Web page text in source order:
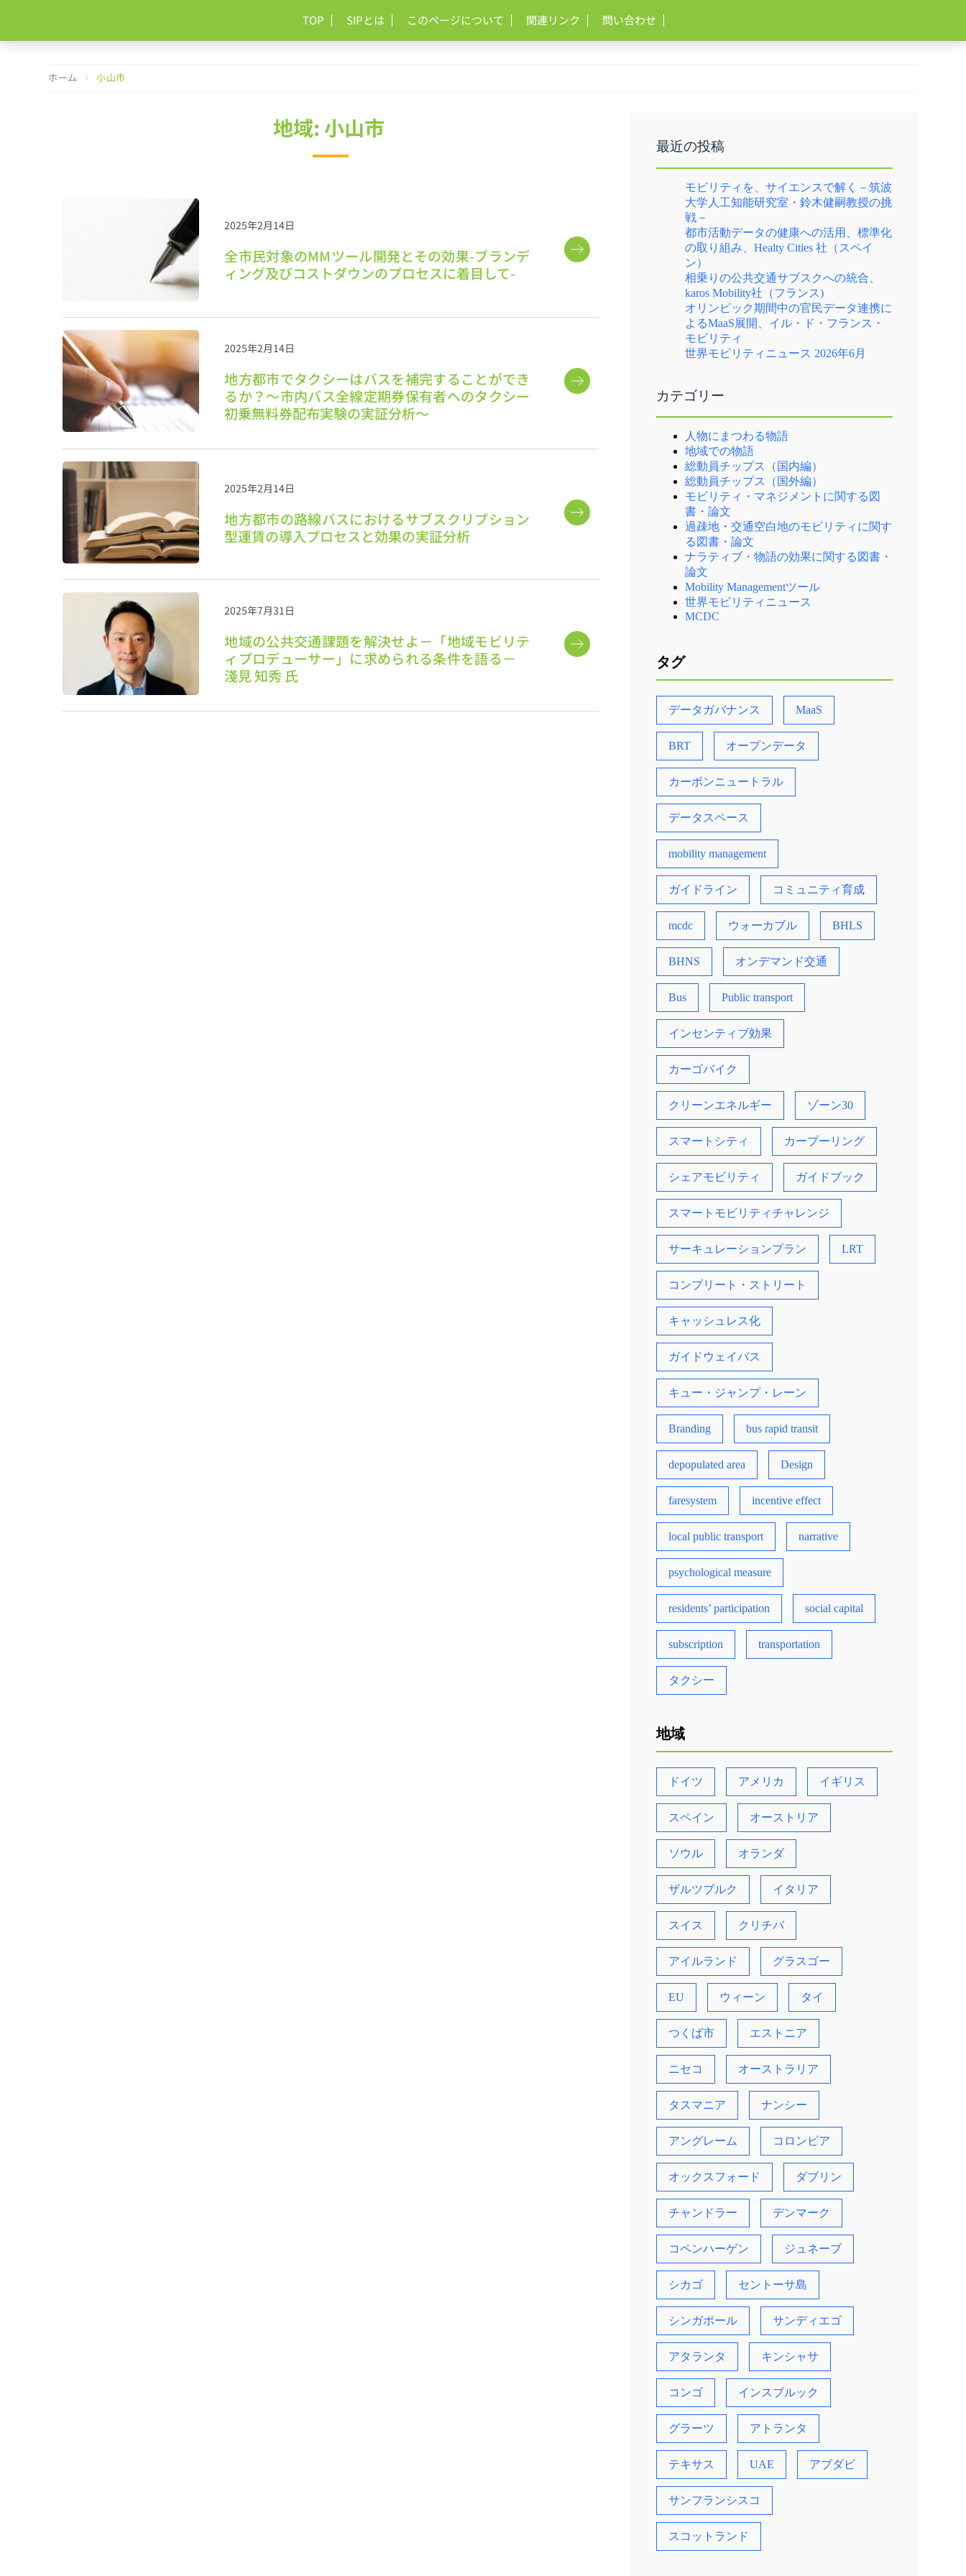
TOP SIPとは このページについて 関連リンク 問い合わせ
ホーム 小山市
地域: 小山市
2025年2月14日
全市民対象のMMツール開発とその効果-ブランデ
ィング及びコストダウンのプロセスに着目して-
2025年2月14日
地方都市でタクシーはバスを補完することができ
るか？〜市内バス全線定期券保有者へのタクシー
初乗無料券配布実験の実証分析〜
2025年2月14日
地方都市の路線バスにおけるサブスクリプション
型運賃の導入プロセスと効果の実証分析
2025年7月31日
地域の公共交通課題を解決せよ－「地域モビリテ
ィプロデューサー」に求められる条件を語る－
淺見 知秀 氏
最近の投稿
モビリティを、サイエンスで解く－筑波
大学人工知能研究室・鈴木健嗣教授の挑
戦－
都市活動データの健康への活用、標準化
の取り組み、Healty Cities 社（スペイ
ン）
相乗りの公共交通サブスクへの統合、
karos Mobility社（フランス)
オリンピック期間中の官民データ連携に
よるMaaS展開、イル・ド・フランス・
モビリティ
世界モビリティニュース 2026年6月
カテゴリー
人物にまつわる物語
地域での物語
総動員チップス（国内編）
総動員チップス（国外編）
モビリティ・マネジメントに関する図
書・論文
過疎地・交通空白地のモビリティに関す
る図書・論文
ナラティブ・物語の効果に関する図書・
論文
Mobility Managementツール
世界モビリティニュース
MCDC
タグ
データガバナンス MaaS
BRT オープンデータ
カーボンニュートラル
データスペース
mobility management
ガイドライン コミュニティ育成
mcdc ウォーカブル BHLS
BHNS オンデマンド交通
Bus Public transport
インセンティブ効果
カーゴバイク
クリーンエネルギー ゾーン30
スマートシティ カープーリング
シェアモビリティ ガイドブック
スマートモビリティチャレンジ
サーキュレーションプラン LRT
コンプリート・ストリート
キャッシュレス化
ガイドウェイバス
キュー・ジャンプ・レーン
Branding bus rapid transit
depopulated area Design
faresystem incentive effect
local public transport narrative
psychological measure
residents’ participation social capital
subscription transportation
タクシー
地域
ドイツ アメリカ イギリス
スペイン オーストリア
ソウル オランダ
ザルツブルク イタリア
スイス クリチバ
アイルランド グラスゴー
EU ウィーン タイ
つくば市 エストニア
ニセコ オーストラリア
タスマニア ナンシー
アングレーム コロンビア
オックスフォード ダブリン
チャンドラー デンマーク
コペンハーゲン ジュネーブ
シカゴ セントーサ島
シンガポール サンディエゴ
アタランタ キンシャサ
コンゴ インスブルック
グラーツ アトランタ
テキサス UAE アブダビ
サンフランシスコ
スコットランド